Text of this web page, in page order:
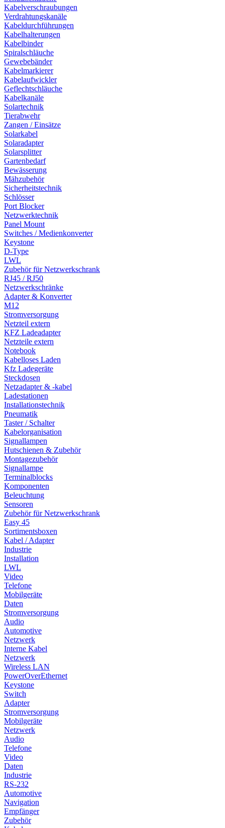
Kabelverschraubungen
Verdrahtungskanäle
Kabeldurchführungen
Kabelhalterungen
Kabelbinder
Spiralschläuche
Gewebebänder
Kabelmarkierer
Kabelaufwickler
Geflechtschläuche
Kabelkanäle
Solartechnik
Tierabwehr
Zangen / Einsätze
Solarkabel
Solaradapter
Solarsplitter
Gartenbedarf
Bewässerung
Mähzubehör
Sicherheitstechnik
Schlösser
Port Blocker
Netzwerktechnik
Panel Mount
Switches / Medienkonverter
Keystone
D-Type
LWL
Zubehör für Netzwerkschrank
RJ45 / RJ50
Netzwerkschränke
Adapter & Konverter
M12
Stromversorgung
Netzteil extern
KFZ Ladeadapter
Netzteile extern
Notebook
Kabelloses Laden
Kfz Ladegeräte
Steckdosen
Netzadapter & -kabel
Ladestationen
Installationstechnik
Pneumatik
Taster / Schalter
Kabelorganisation
Signallampen
Hutschienen & Zubehör
Montagezubehör
Signallampe
Terminalblocks
Komponenten
Beleuchtung
Sensoren
Zubehör für Netzwerkschrank
Easy 45
Sortimentsboxen
Kabel / Adapter
Industrie
Installation
LWL
Video
Telefone
Mobilgeräte
Daten
Stromversorgung
Audio
Automotive
Netzwerk
Interne Kabel
Netzwerk
Wireless LAN
PowerOverEthernet
Keystone
Switch
Adapter
Stromversorgung
Mobilgeräte
Netzwerk
Audio
Telefone
Video
Daten
Industrie
RS-232
Automotive
Navigation
Empfänger
Zubehör